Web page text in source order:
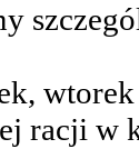
racji w